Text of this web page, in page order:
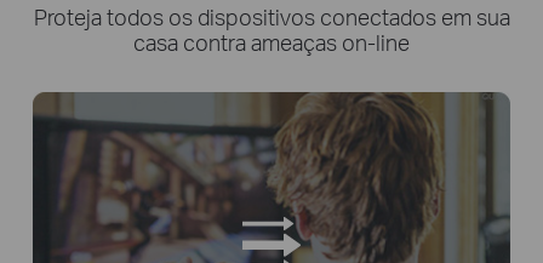
Proteja todos os dispositivos conectados em sua
casa contra ameaças on-line